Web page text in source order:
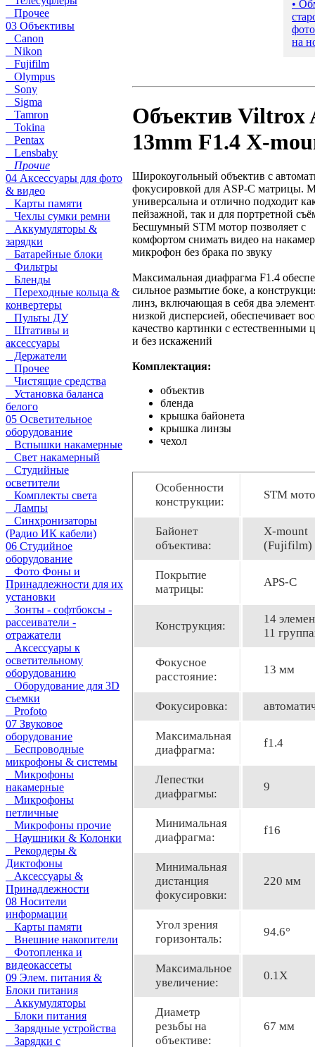
Прочее
03 Объективы
Canon
Nikon
Fujifilm
Olympus
Sony
Sigma
Tamron
Tokina
Pentax
Lensbaby
Прочие
04 Аксессуары для фото
& видео
Карты памяти
Чехлы сумки ремни
Аккумуляторы &
зарядки
Батарейные блоки
Фильтры
Бленды
Переходные кольца &
конвертеры
Пульты ДУ
Штативы и
аксессуары
Держатели
Прочее
Чистящие средства
Установка баланса
белого
05 Осветительное
оборудование
Вспышки накамерные
Свет накамерный
Студийные
осветители
Комплекты света
Лампы
Синхронизаторы
(Радио ИК кабели)
06 Студийное
оборудование
Фото Фоны и
Принадлежности для их
установки
Зонты - софтбоксы -
рассеиватели -
отражатели
Аксессуары к
осветительному
оборудованию
Оборудование для 3D
съемки
Profoto
07 Звуковое
оборудование
Беспроводные
микрофоны & системы
Микрофоны
накамерные
Микрофоны
петличные
Микрофоны прочие
Наушники & Колонки
Рекордеры &
Диктофоны
Аксессуары &
Принадлежности
08 Носители
информации
Карты памяти
Внешние накопители
Фотопленка и
видеокассеты
09 Элем. питания &
Блоки питания
Аккумуляторы
Блоки питания
Зарядные устройства
Зарядки с
•
на
Объектив Viltrox
13mm F1.4 X-
Широкоугольный объектив с
фокусировкой для ASP-C матрицы.
универсальна и отлично подходит
пейзажной, так и для портретной
Бесшумный STM мотор позволяет с
комфортом снимать видео на
микрофон без брака по звуку
Максимальная диафрагма F1.4
сильное размытие боке, а
линз, включающая в себя два
низкой дисперсией, обеспечивает
качество картинки с естественными
и без искажений
Комплектация:
объектив
бленда
крышка байонета
крышка линзы
чехол
Особенности
конструкции:
STM
Байонет
объектива:
X-mount
(Fujifilm)
Покрытие
матрицы:
APS-C
Конструкция:
14
11
Фокусное
расстояние:
13 мм
Фокусировка:
Максимальная
диафрагма:
f1.4
Лепестки
диафрагмы:
9
Минимальная
диафрагма:
f16
Минимальная
дистанция
фокусировки:
220 мм
Угол зрения
горизонталь:
94.6°
Максимальное
увеличение:
0.1X
Диаметр
резьбы на
объективе:
67 мм